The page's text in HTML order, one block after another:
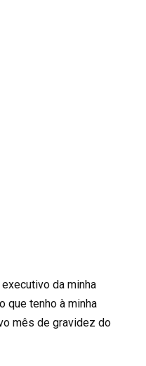
da minha
que tenho à minha
mês de gravidez do